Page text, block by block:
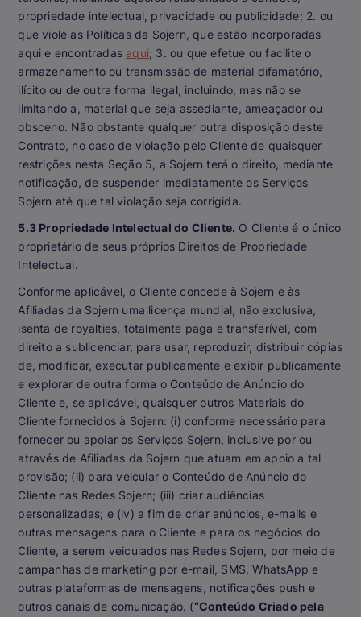
propriedade intelectual, privacidade ou publicidade; 2. ou
que viole as Políticas da Sojern, que estão incorporadas
aqui e encontradas aqui; 3. ou que efetue ou facilite o
armazenamento ou transmissão de material difamatório,
ilícito ou de outra forma ilegal, incluindo, mas não se
limitando a, material que seja assediante, ameaçador ou
obsceno. Não obstante qualquer outra disposição deste
Contrato, no caso de violação pelo Cliente de quaisquer
restrições nesta Seção 5, a Sojern terá o direito, mediante
notificação, de suspender imediatamente os Serviços
Sojern até que tal violação seja corrigida.
5.3 Propriedade Intelectual do Cliente. O Cliente é o único
proprietário de seus próprios Direitos de Propriedade
Intelectual.
Conforme aplicável, o Cliente concede à Sojern e às
Afiliadas da Sojern uma licença mundial, não exclusiva,
isenta de royalties, totalmente paga e transferível, com
direito a sublicenciar, para usar, reproduzir, distribuir cópias
de, modificar, executar publicamente e exibir publicamente
e explorar de outra forma o Conteúdo de Anúncio do
Cliente e, se aplicável, quaisquer outros Materiais do
Cliente fornecidos à Sojern: (i) conforme necessário para
fornecer ou apoiar os Serviços Sojern, inclusive por ou
através de Afiliadas da Sojern que atuam em apoio a tal
provisão; (ii) para veicular o Conteúdo de Anúncio do
Cliente nas Redes Sojern; (iii) criar audiências
personalizadas; e (iv) a fim de criar anúncios, e-mails e
outras mensagens para o Cliente e para os negócios do
Cliente, a serem veiculados nas Redes Sojern, por meio de
campanhas de marketing por e-mail, SMS, WhatsApp e
outras plataformas de mensagens, notificações push e
outros canais de comunicação. (“Conteúdo Criado pela